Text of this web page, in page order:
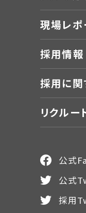
現場レポ
採用情報
採用に関
リクルー
公式
公式
採用